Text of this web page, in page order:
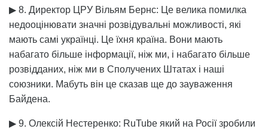
▶ 8. Директор ЦРУ Вільям Бернс: Це велика помилка
недооцінювати значні розвідувальні можливості, які
мають самі українці. Це їхня країна. Вони мають
набагато більше інформації, ніж ми, і набагато більше
розвідданих, ніж ми в Сполучених Штатах і наші
союзники. Мабуть він це сказав ще до зауваження
Байдена.
▶ 9. Олексій Нестеренко: RuTube який на Росії зробили